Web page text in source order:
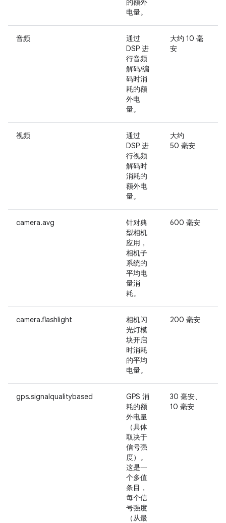
的额外
电量。
音频
通过
DSP 进
行音频
解码/编
码时消
耗的额
外电
量。
大约 10 毫
安
视频
通过
DSP 进
行视频
解码时
消耗的
额外电
量。
大约
50 毫安
camera.avg
针对典
型相机
应用，
相机子
系统的
平均电
量消
耗。
600 毫安
camera.flashlight
相机闪
光灯模
块开启
时消耗
的平均
电量。
200 毫安
gps.signalqualitybased
GPS 消
耗的额
外电量
（具体
取决于
信号强
度）。
这是一
个多值
条目，
每个信
号强度
（从最
30 毫安、
10 毫安